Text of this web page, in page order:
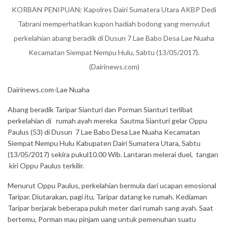
KORBAN PENIPUAN: Kapolres Dairi Sumatera Utara AKBP Dedi
Tabrani memperhatikan kupon hadiah bodong yang menyulut
perkelahian abang beradik di Dusun 7 Lae Babo Desa Lae Nuaha
Kecamatan Siempat Nempu Hulu, Sabtu (13/05/2017).
(Dairinews.com)
Dairinews.com-Lae Nuaha
Abang beradik Taripar Sianturi dan Porman Sianturi terlibat
perkelahian di rumah ayah mereka Sautma Sianturi gelar Oppu
Paulus (53) di Dusun 7 Lae Babo Desa Lae Nuaha Kecamatan
Siempat Nempu Hulu Kabupaten Dairi Sumatera Utara, Sabtu
(13/05/2017) sekira pukul10.00 Wib. Lantaran melerai duel, tangan
kiri Oppu Paulus terkilir.
Menurut Oppu Paulus, perkelahian bermula dari ucapan emosional
Taripar. Diutarakan, pagi itu, Taripar datang ke rumah. Kediaman
Taripar berjarak beberapa puluh meter dari rumah sang ayah. Saat
bertemu, Porman mau pinjam uang untuk pemenuhan suatu